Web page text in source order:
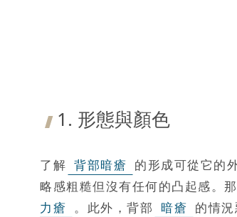
1. 形態與顏色
了解 背部暗瘡 的形成可從它的
略感粗糙但沒有任何的凸起感。
力瘡
。此外，背部 暗瘡 的情